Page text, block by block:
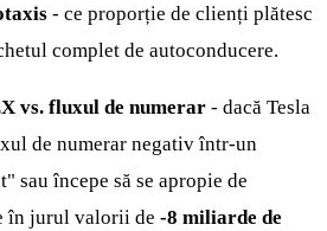
- ce proporție de clienți plătesc
complet de autoconducere.
vs. fluxul de numerar - dacă Tesla
de numerar negativ într-un
sau începe să se apropie de
în jurul valorii de -8 miliarde de